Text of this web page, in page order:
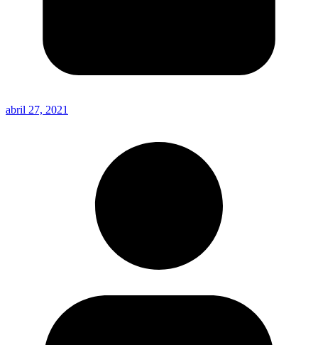
abril 27, 2021